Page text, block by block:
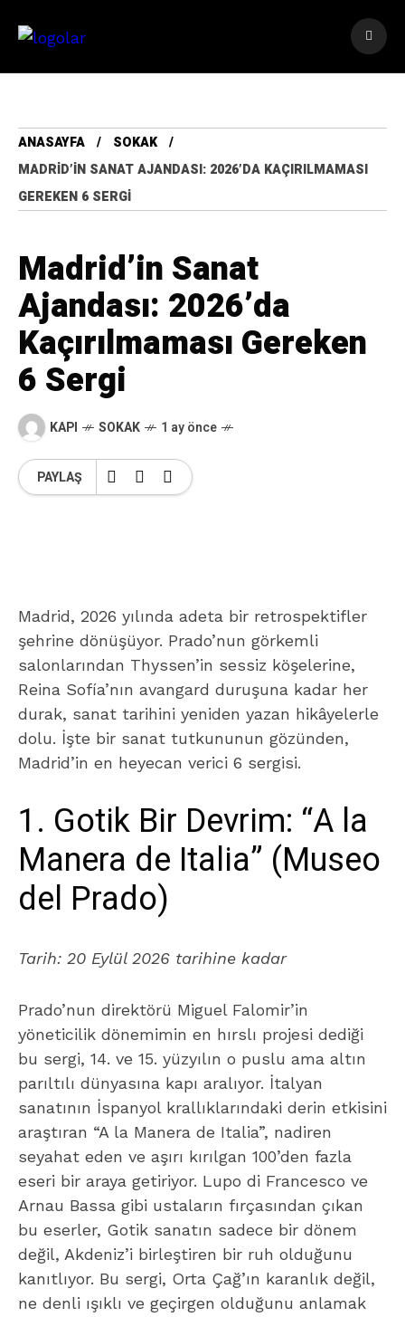
ANASAYFA
SOKAK
MADRID’IN SANAT AJANDASI: 2026’DA KAÇIRILMAMASI
GEREKEN 6 SERGI
Madrid’in Sanat
Ajandası: 2026’da
Kaçırılmaması Gereken
6 Sergi
KAPI SOKAK 1 ay önce
PAYLAŞ
Madrid, 2026 yılında adeta bir retrospektifler
şehrine dönüşüyor. Prado’nun görkemli
salonlarından Thyssen’in sessiz köşelerine,
Reina Sofía’nın avangard duruşuna kadar her
durak, sanat tarihini yeniden yazan hikâyelerle
dolu. İşte bir sanat tutkununun gözünden,
Madrid’in en heyecan verici 6 sergisi.
1. Gotik Bir Devrim: “A la
Manera de Italia” (Museo
del Prado)
Tarih: 20 Eylül 2026 tarihine kadar
Prado’nun direktörü Miguel Falomir’in
yöneticilik dönemimin en hırslı projesi dediği
bu sergi, 14. ve 15. yüzyılın o puslu ama altın
parıltılı dünyasına kapı aralıyor. İtalyan
sanatının İspanyol krallıklarındaki derin etkisini
araştıran “A la Manera de Italia”, nadiren
seyahat eden ve aşırı kırılgan 100’den fazla
eseri bir araya getiriyor. Lupo di Francesco ve
Arnau Bassa gibi ustaların fırçasından çıkan
bu eserler, Gotik sanatın sadece bir dönem
değil, Akdeniz’i birleştiren bir ruh olduğunu
kanıtlıyor. Bu sergi, Orta Çağ’ın karanlık değil,
ne denli ışıklı ve geçirgen olduğunu anlamak